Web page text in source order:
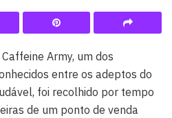
Army, um dos
entre os adeptos do
foi recolhido por tempo
de um ponto de venda